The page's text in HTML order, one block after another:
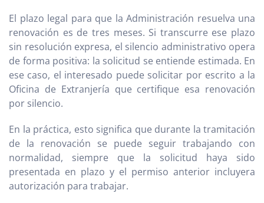
El plazo legal para que la Administración resuelva una
renovación es de tres meses. Si transcurre ese plazo
sin resolución expresa, el silencio administrativo opera
de forma positiva: la solicitud se entiende estimada. En
ese caso, el interesado puede solicitar por escrito a la
Oficina de Extranjería que certifique esa renovación
por silencio.
En la práctica, esto significa que durante la tramitación
de la renovación se puede seguir trabajando con
normalidad, siempre que la solicitud haya sido
presentada en plazo y el permiso anterior incluyera
autorización para trabajar.